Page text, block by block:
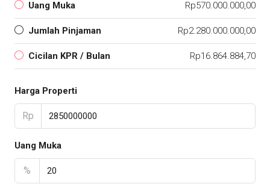
Uang Muka Rp570.000.000,00
Jumlah Pinjaman Rp2.280.000.000,00
Cicilan KPR / Bulan Rp16.864.884,70
Harga Properti
Rp
Uang Muka
%